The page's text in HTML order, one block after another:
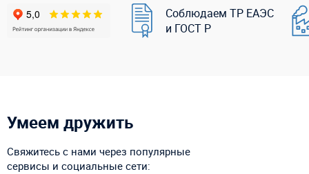
Соблюдаем ТР ЕАЭС
и ГОСТ Р
Умеем дружить
Свяжитесь с нами через популярные
сервисы и социальные сети: